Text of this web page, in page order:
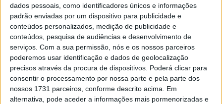
dados pessoais, como identificadores únicos e informações
padrão enviadas por um dispositivo para publicidade e
conteúdos personalizados, medição de publicidade e
conteúdos, pesquisa de audiências e desenvolvimento de
serviços. Com a sua permissão, nós e os nossos parceiros
poderemos usar identificação e dados de geolocalização
precisos através da procura de dispositivos. Poderá clicar para
consentir o processamento por nossa parte e pela parte dos
nossos 1731 parceiros, conforme descrito acima. Em
alternativa, pode aceder a informações mais pormenorizadas e
“Acho que o Toprak, para mim, desde quando o vi na pista
em 2019, tem algo especial”,disse Melandri, que venceu
a primeira corrida da BMW no WorldSBK em 2012 em
Donington.“Estou muito feliz por ele ter vencido com a
BMW, porque faço parte da sua história, porque ganhei as
suas primeiras corridas.”
Para Melandri, não é tanto a velocidade pura de